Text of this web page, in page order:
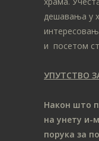
дешавања у
и посетом
УПУТСТВО
Након што
на унету и-
порука за